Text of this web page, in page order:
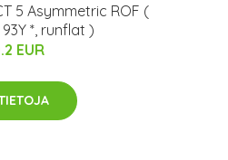
5 Asymmetric ROF (
*, runflat )
EUR